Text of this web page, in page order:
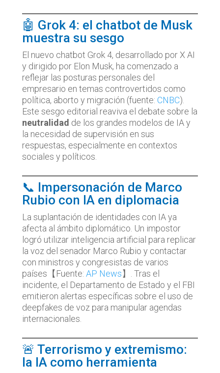
🤖 Grok 4: el chatbot de Musk
muestra su sesgo
El nuevo chatbot Grok 4, desarrollado por X AI
y dirigido por Elon Musk, ha comenzado a
reflejar las posturas personales del
empresario en temas controvertidos como
política, aborto y migración (fuente: CNBC).
Este sesgo editorial reaviva el debate sobre la
neutralidad de los grandes modelos de IA y
la necesidad de supervisión en sus
respuestas, especialmente en contextos
sociales y políticos.
📞 Impersonación de Marco
Rubio con IA en diplomacia
La suplantación de identidades con IA ya
afecta al ámbito diplomático. Un impostor
logró utilizar inteligencia artificial para replicar
la voz del senador Marco Rubio y contactar
con ministros y congresistas de varios
países【Fuente: AP News】. Tras el
incidente, el Departamento de Estado y el FBI
emitieron alertas específicas sobre el uso de
deepfakes de voz para manipular agendas
internacionales.
🚨 Terrorismo y extremismo:
la IA como herramienta